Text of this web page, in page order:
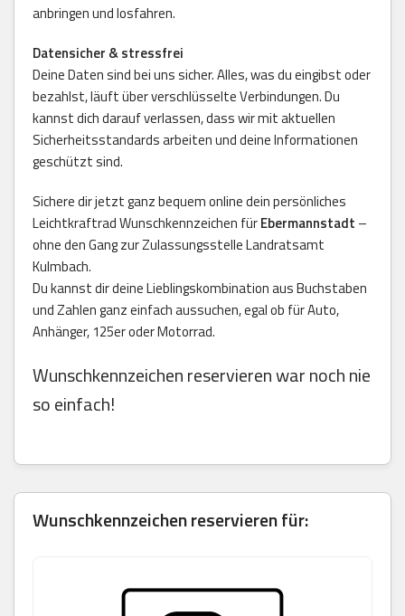
anbringen und losfahren.
Datensicher & stressfrei
Deine Daten sind bei uns sicher. Alles, was du eingibst oder
bezahlst, läuft über verschlüsselte Verbindungen. Du
kannst dich darauf verlassen, dass wir mit aktuellen
Sicherheitsstandards arbeiten und deine Informationen
geschützt sind.
Sichere dir jetzt ganz bequem online dein persönliches
Leichtkraftrad Wunschkennzeichen fürEbermannstadt –
ohne den Gang zur Zulassungsstelle Landratsamt
Kulmbach.
Du kannst dir deine Lieblingskombination aus Buchstaben
und Zahlen ganz einfach aussuchen, egal ob für Auto,
Anhänger, 125er oder Motorrad.
Wunschkennzeichen reservieren war noch nie
so einfach!
Wunschkennzeichen reservieren für: